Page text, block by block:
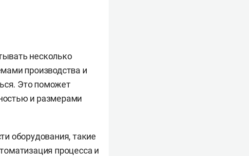
несколько
производства и
Это поможет
и размерами
оборудования, такие
процесса и